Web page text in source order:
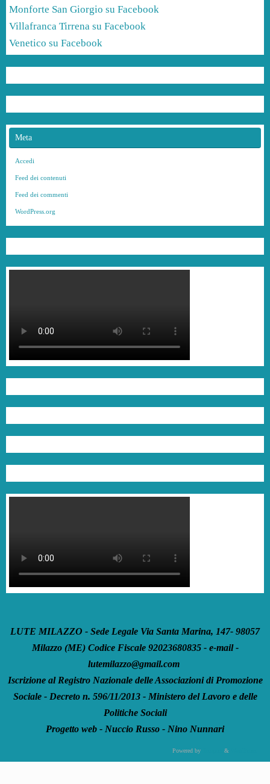
Monforte San Giorgio su Facebook
Villafranca Tirrena su Facebook
Venetico su Facebook
Meta
Accedi
Feed dei contenuti
Feed dei commenti
WordPress.org
LUTE MILAZZO - Sede Legale Via Santa Marina, 147- 98057
Milazzo (ME) Codice Fiscale 92023680835 - e-mail -
lutemilazzo@gmail.com
Iscrizione al Registro Nazionale delle Associazioni di Promozione
Sociale - Decreto n. 596/11/2013 - Ministero del Lavoro e delle
Politiche Sociali
Progetto web - Nuccio Russo - Nino Nunnari
Powered by &